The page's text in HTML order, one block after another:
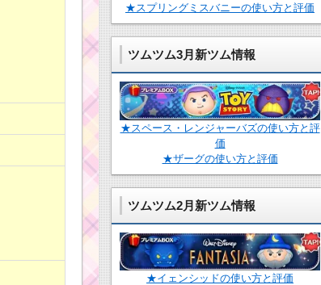
★スプリングミスバニーの使い方と評価
ツムツム3月新ツム情報
★スペース・レンジャーバズの使い方と評
価
★ザーグの使い方と評価
ツムツム2月新ツム情報
★イェンシッドの使い方と評価